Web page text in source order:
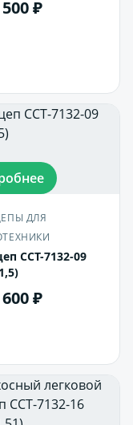
₽
ДЛЯ
ССТ-7132-09
₽